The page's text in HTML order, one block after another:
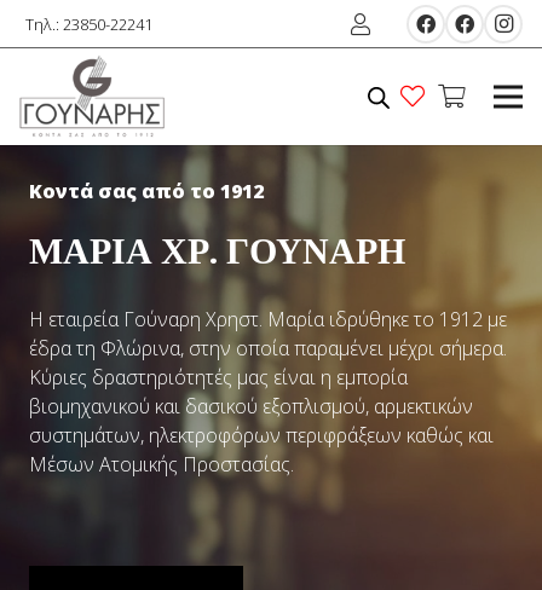
Τηλ.: 23850-22241
Κοντά σας από το 1912
ΜΑΡΙΑ ΧΡ. ΓΟΥΝΑΡΗ
H εταιρεία Γούναρη Χρηστ. Μαρία ιδρύθηκε το 1912 με
έδρα τη Φλώρινα, στην οποία παραμένει μέχρι σήμερα.
Κύριες δραστηριότητές μας είναι η εμπορία
βιομηχανικού και δασικού εξοπλισμού, αρμεκτικών
συστημάτων, ηλεκτροφόρων περιφράξεων καθώς και
Μέσων Ατομικής Προστασίας.